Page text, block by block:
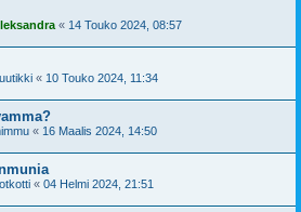
« 14 Touko 2024, 08:57
« 10 Touko 2024, 11:34
« 16 Maalis 2024, 14:50
« 04 Helmi 2024, 21:51